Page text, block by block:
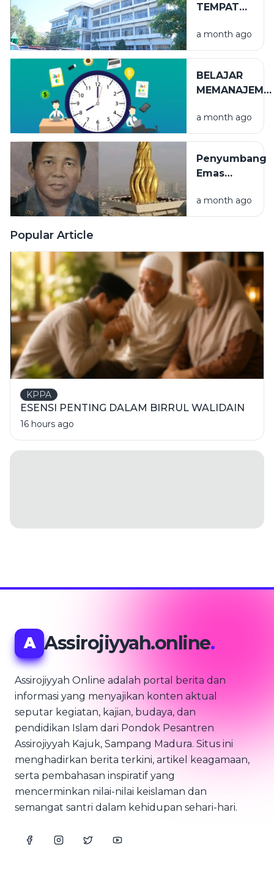
TEMPAT
YANG TAK
TERLIHAT
a month ago
BELAJAR
a month ago
Penyumbang
Emas
Puncak
Monumen
a month ago
Popular Article
KPPA
ESENSI PENTING DALAM BIRRUL WALIDAIN
16 hours ago
A Assirojiyyah.online.
Assirojiyyah Online adalah portal berita dan
informasi yang menyajikan konten aktual
seputar kegiatan, kajian, budaya, dan
pendidikan Islam dari Pondok Pesantren
Assirojiyyah Kajuk, Sampang Madura. Situs ini
menghadirkan berita terkini, artikel keagamaan,
serta pembahasan inspiratif yang
mencerminkan nilai-nilai keislaman dan
semangat santri dalam kehidupan sehari-hari.